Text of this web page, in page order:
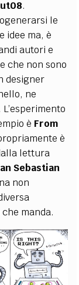
.
le
idee ma, è
autori e
che non sono
designer
ne
è From
è
lettura
Sebastian
non
manda.